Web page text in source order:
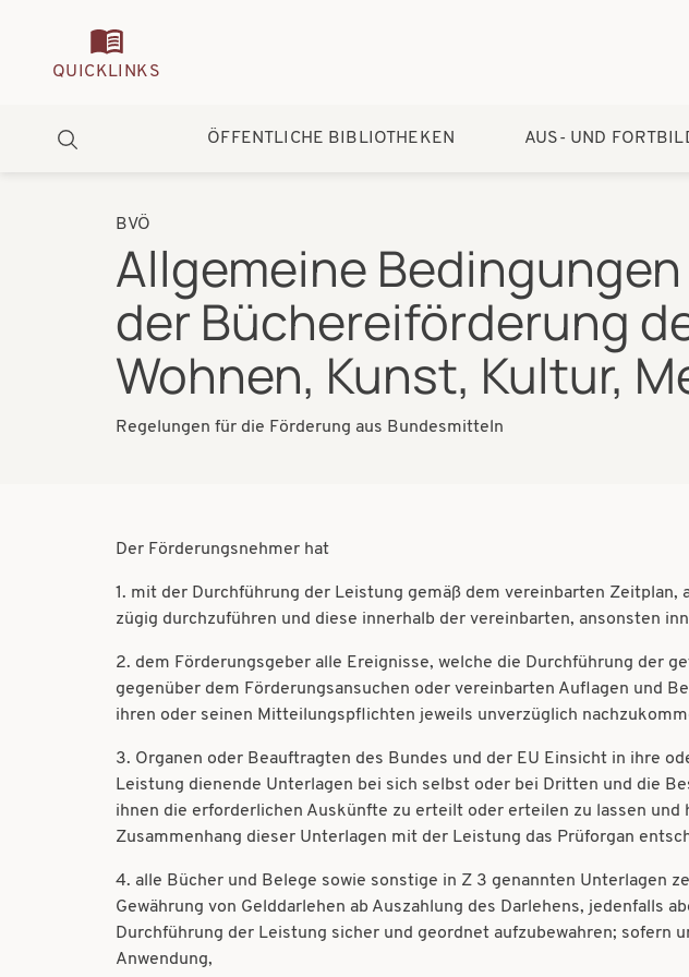
Quickmenu
QUICKLINKS
Hauptnavigation
ÖFFENTLICHE BIBLIOTHEKEN AUS- UND
Suche
Pfadnavigation
BVÖ
Allgemeine
der Büchereiförderung
Wohnen, Kunst, Kultur,
Regelungen für die Förderung aus Bundesmitteln
Der Förderungsnehmer hat
1. mit der Durchführung der Leistung gemäß dem vereinbarten
zügig durchzuführen und diese innerhalb der vereinbarten, ansonsten
2. dem Förderungsgeber alle Ereignisse, welche die Durchführung der
gegenüber dem Förderungsansuchen oder vereinbarten Auflagen und
ihren oder seinen Mitteilungspflichten jeweils unverzüglich
3. Organen oder Beauftragten des Bundes und der EU Einsicht in ihre
Leistung dienende Unterlagen bei sich selbst oder bei Dritten und die
ihnen die erforderlichen Auskünfte zu erteilt oder erteilen zu lassen
Zusammenhang dieser Unterlagen mit der Leistung das Prüforgan
4. alle Bücher und Belege sowie sonstige in Z 3 genannten Unterlagen
Gewährung von Gelddarlehen ab Auszahlung des Darlehens, jedenfalls
Durchführung der Leistung sicher und geordnet aufzubewahren;
Anwendung,